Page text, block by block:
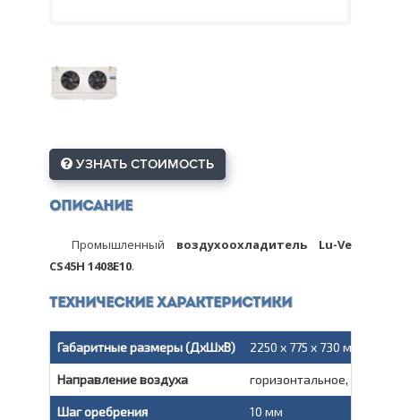
УЗНАТЬ СТОИМОСТЬ
Описание
Промышленный воздухоохладитель Lu-Ve
CS45H 1408E10.
Технические характеристики
Габаритные размеры (ДxШxВ) 2250 x 775 x 730 мм
Направление воздуха горизонтальное,
Шаг оребрения 10 мм